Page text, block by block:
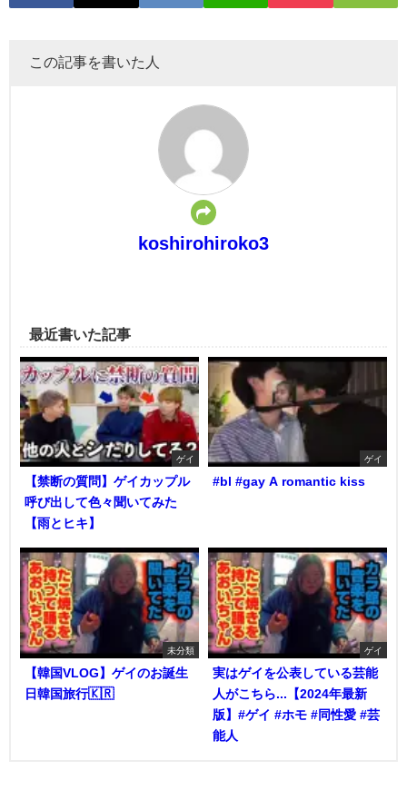
この記事を書いた人
koshirohiroko3
最近書いた記事
ゲイ
【禁断の質問】ゲイカップル
呼び出して色々聞いてみた
【雨とヒキ】
ゲイ
#bl #gay A romantic kiss
未分類
【韓国VLOG】ゲイのお誕生
日韓国旅行🇰🇷
ゲイ
実はゲイを公表している芸能
人がこちら...【2024年最新
版】#ゲイ #ホモ #同性愛 #芸
能人